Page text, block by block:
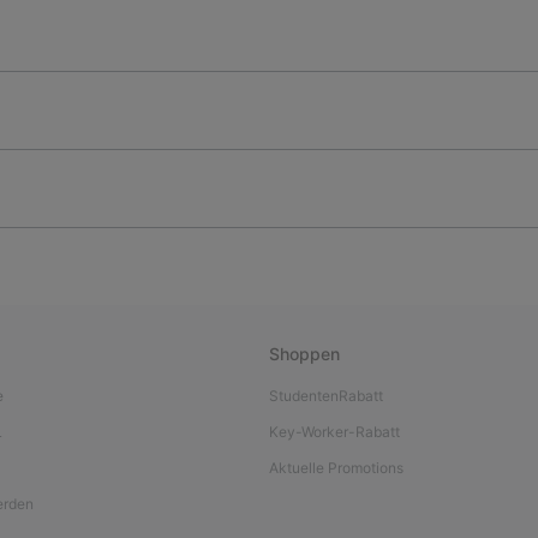
Shoppen
StudentenRabatt
Key-Worker-Rabatt
Aktuelle Promotions